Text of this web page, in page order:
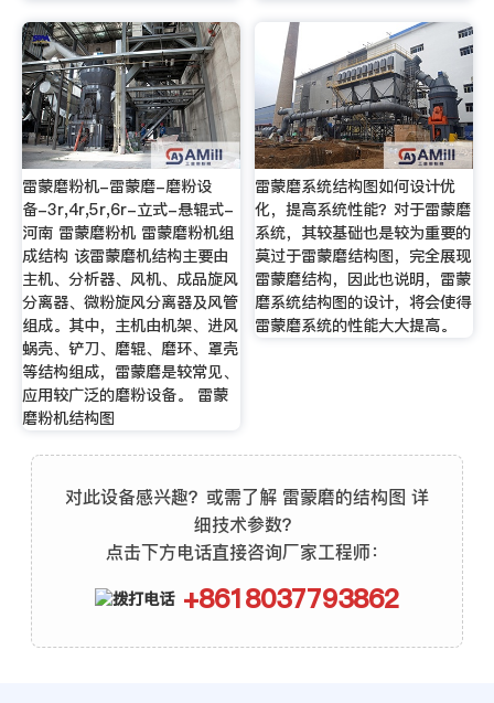
雷蒙磨粉机-雷蒙磨-磨粉设
备-3r,4r,5r,6r-立式-悬辊式-
河南 雷蒙磨粉机 雷蒙磨粉机组
成结构 该雷蒙磨机结构主要由
主机、分析器、风机、成品旋风
分离器、微粉旋风分离器及风管
组成。其中，主机由机架、进风
蜗壳、铲刀、磨辊、磨环、罩壳
等结构组成，雷蒙磨是较常见、
应用较广泛的磨粉设备。 雷蒙
磨粉机结构图
雷蒙磨系统结构图如何设计优
化，提高系统性能？对于雷蒙磨
系统，其较基础也是较为重要的
莫过于雷蒙磨结构图，完全展现
雷蒙磨结构，因此也说明，雷蒙
磨系统结构图的设计，将会使得
雷蒙磨系统的性能大大提高。
对此设备感兴趣？或需了解 雷蒙磨的结构图 详
细技术参数？
点击下方电话直接咨询厂家工程师：
+8618037793862